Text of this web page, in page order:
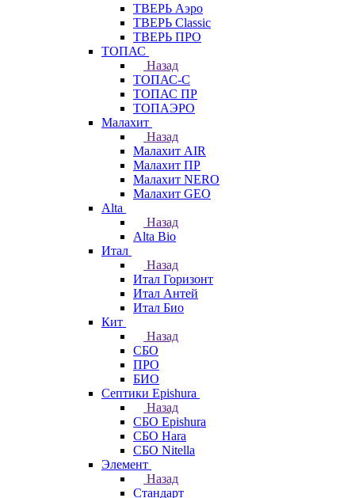
ТВЕРЬ Аэро
ТВЕРЬ Classic
ТВЕРЬ ПРО
ТОПАС
Назад
ТОПАС-С
ТОПАС ПР
ТОПАЭРО
Малахит
Назад
Малахит AIR
Малахит ПР
Малахит NERO
Малахит GEO
Alta
Назад
Alta Bio
Итал
Назад
Итал Горизонт
Итал Антей
Итал Био
Кит
Назад
СБО
ПРО
БИО
Септики Epishura
Назад
СБО Epishura
СБО Hara
СБО Nitella
Элемент
Назад
Стандарт